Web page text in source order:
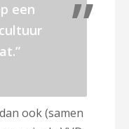
een
ook (samen